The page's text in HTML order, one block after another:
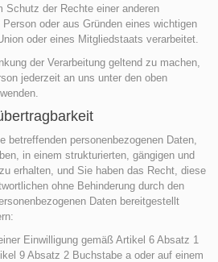
Schutz der Rechte einer anderen
oder aus Gründen eines wichtigen
oder eines Mitgliedstaats verarbeitet.
der Verarbeitung geltend zu machen,
jederzeit an uns unter den oben
betreffenden personenbezogenen Daten,
in einem strukturierten, gängigen und
erhalten, und Sie haben das Recht, diese
ohne Behinderung durch den
Daten bereitgestellt
Einwilligung gemäß Artikel 6 Absatz 1
9 Absatz 2 Buchstabe a oder auf einem